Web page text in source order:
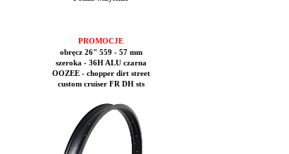
PROMOCJE
obręcz 26" 559 - 57 mm
szeroka - 36H ALU czarna
OOZEE - chopper dirt street
custom cruiser FR DH sts